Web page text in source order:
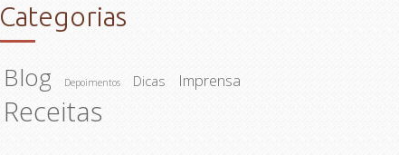
Categorias
Blog Depoimentos Dicas Imprensa
Receitas